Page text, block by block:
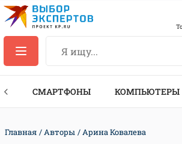
СМАРТФОНЫ КОМПЬЮТЕРЫ
Главная Авторы Арина Ковалева